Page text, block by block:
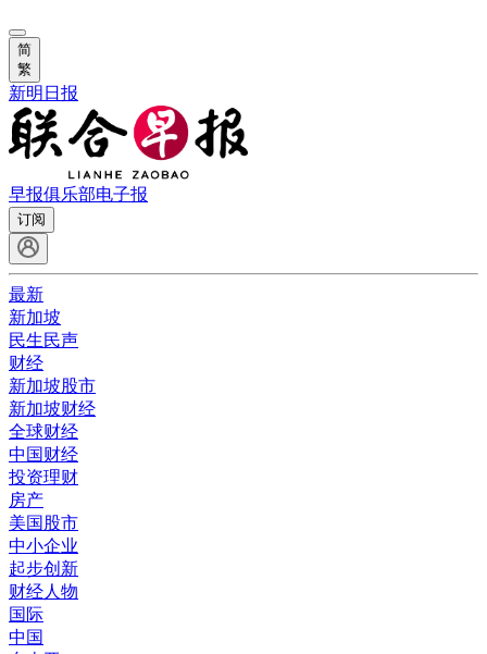
简
繁
新明日报
早报俱乐部电子报
订阅
最新
新加坡
民生民声
财经
新加坡股市
新加坡财经
全球财经
中国财经
投资理财
房产
美国股市
中小企业
起步创新
财经人物
国际
中国